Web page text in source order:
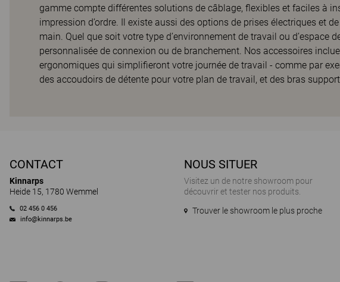
gamme compte différentes solutions de câblage, flexibles et faciles à
impression d’ordre. Il existe aussi des options de prises électriques et
main. Quel que soit votre type d’environnement de travail ou d’espace
personnalisée de connexion ou de branchement. Nos accessoires
ergonomiques qui simplifieront votre journée de travail - comme par
des accoudoirs de détente pour votre plan de travail, et des bras
CONTACT
Kinnarps
Heide 15, 1780 Wemmel
02 456 0 456
info@kinnarps.be
NOUS SITUER
Visitez un de notre showroom pour
découvrir et tester nos produits.
Trouver le showroom le plus proche